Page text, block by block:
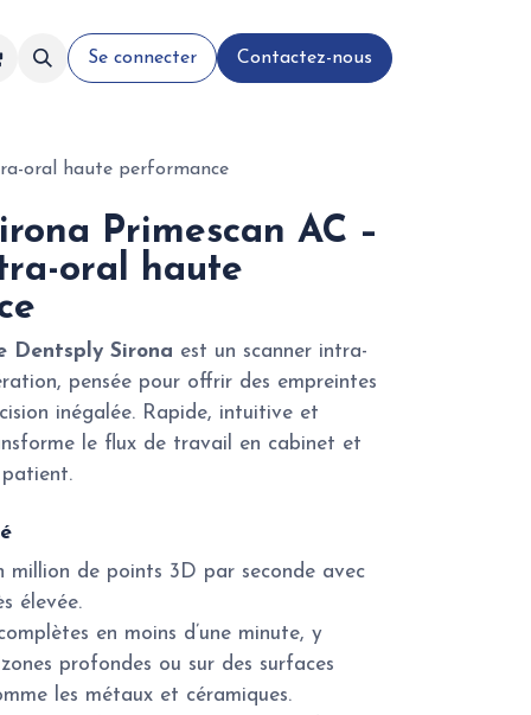
Se connecter Contactez-nous
oral haute performance
Primescan AC –
oral haute
Dentsply Sirona est un scanner intra-
pensée pour offrir des empreintes
inégalée. Rapide, intuitive et
le flux de travail en cabinet et
patient.
million de points 3D par seconde avec
élevée.
en moins d’une minute, y
profondes ou sur des surfaces
les métaux et céramiques.